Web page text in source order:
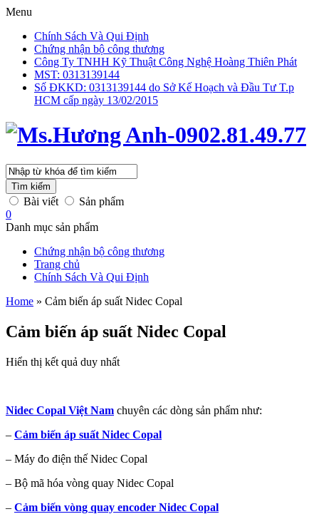
Menu
Chính Sách Và Qui Định
Chứng nhận bộ công thương
Công Ty TNHH Kỹ Thuật Công Nghệ Hoàng Thiên Phát
MST: 0313139144
Số ĐKKD: 0313139144 do Sở Kế Hoạch và Đầu Tư T.p
HCM cấp ngày 13/02/2015
Tìm kiếm
Bài viết
Sản phẩm
0
Danh mục sản phẩm
Chứng nhận bộ công thương
Trang chủ
Chính Sách Và Qui Định
Home » Cảm biến áp suất Nidec Copal
Cảm biến áp suất Nidec Copal
Hiển thị kết quả duy nhất
Nidec Copal Việt Nam chuyên các dòng sản phẩm như:
– Cảm biến áp suất Nidec Copal
– Máy đo điện thế Nidec Copal
– Bộ mã hóa vòng quay Nidec Copal
– Cảm biến vòng quay encoder Nidec Copal